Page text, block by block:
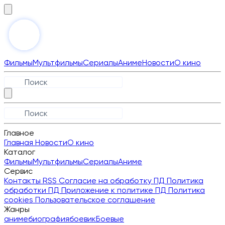
ФильмыМультфильмыСериалыАнимеНовостиО кино
Главное
Главная НовостиО кино
Каталог
ФильмыМультфильмыСериалыАниме
Сервис
Контакты RSS Согласие на обработку ПД Политика
обработки ПД Приложение к политике ПД Политика
cookies Пользовательское соглашение
Жанры
анимебиографиябоевикБоевые